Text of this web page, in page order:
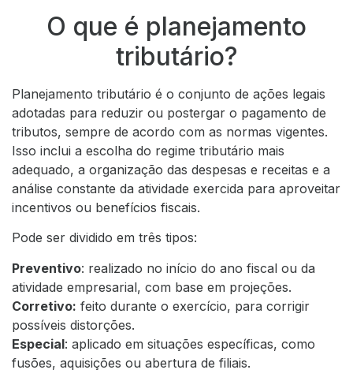
O que é planejamento
tributário?
Planejamento tributário é o conjunto de ações legais
adotadas para reduzir ou postergar o pagamento de
tributos, sempre de acordo com as normas vigentes.
Isso inclui a escolha do regime tributário mais
adequado, a organização das despesas e receitas e a
análise constante da atividade exercida para aproveitar
incentivos ou benefícios fiscais.
Pode ser dividido em três tipos:
Preventivo: realizado no início do ano fiscal ou da
atividade empresarial, com base em projeções.
Corretivo: feito durante o exercício, para corrigir
possíveis distorções.
Especial: aplicado em situações específicas, como
fusões, aquisições ou abertura de filiais.